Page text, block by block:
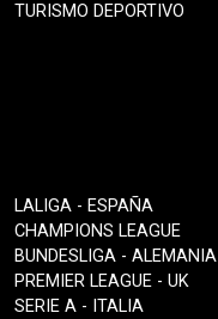
TURISMO DEPORTIVO
LALIGA - ESPAÑA
CHAMPIONS LEAGUE
BUNDESLIGA - ALEMANIA
PREMIER LEAGUE - UK
SERIE A - ITALIA